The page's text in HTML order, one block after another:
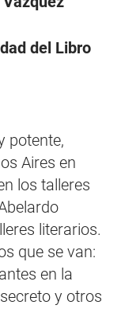
del Libro
potente,
Aires en
los talleres
literarios.
que se van:
en la
y otros